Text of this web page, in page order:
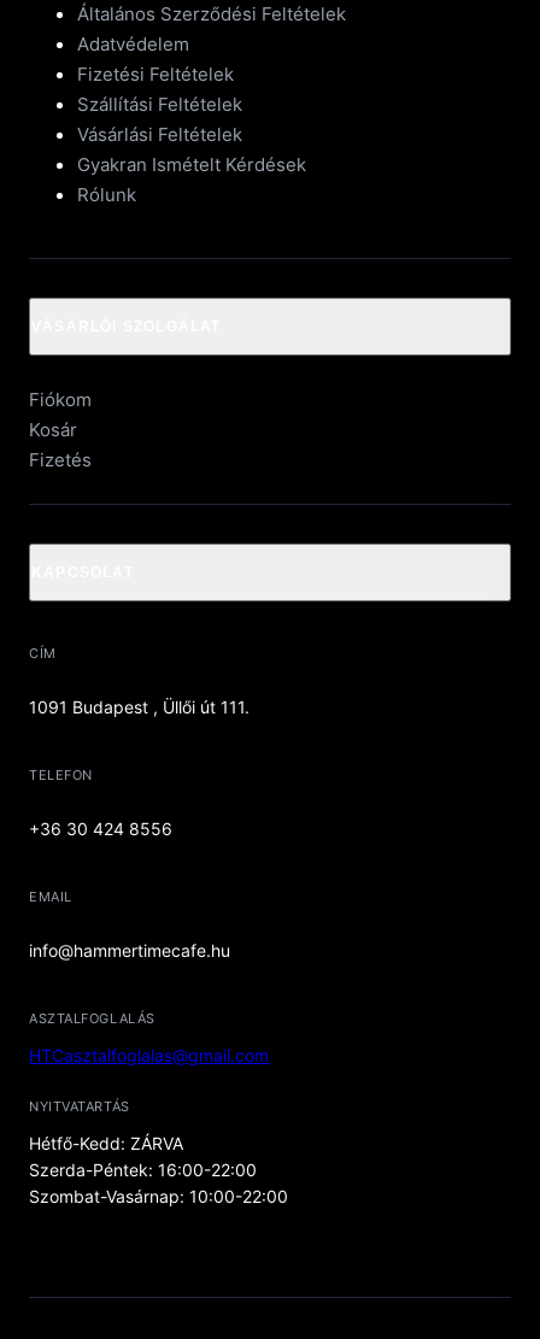
Általános Szerződési Feltételek
Adatvédelem
Fizetési Feltételek
Szállítási Feltételek
Vásárlási Feltételek
Gyakran Ismételt Kérdések
Rólunk
Fiókom
Kosár
Fizetés
CÍM
1091 Budapest , Üllői út 111.
TELEFON
+36 30 424 8556
EMAIL
info@hammertimecafe.hu
ASZTALFOGLALÁS
HTCasztalfoglalas@gmail.com
NYITVATARTÁS
Hétfő-Kedd: ZÁRVA
Szerda-Péntek: 16:00-22:00
Szombat-Vasárnap: 10:00-22:00